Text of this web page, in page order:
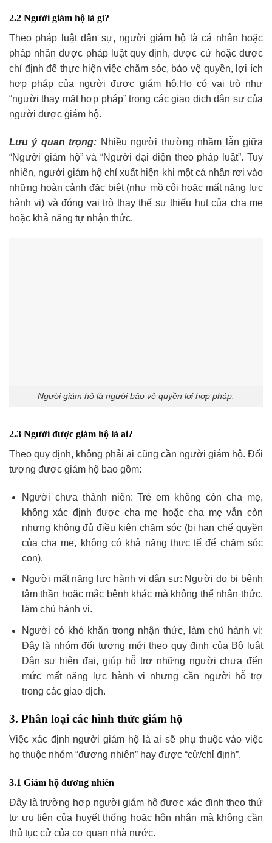
2.2 Người giám hộ là gì?
Theo pháp luật dân sự, người giám hộ là cá nhân hoặc
pháp nhân được pháp luật quy định, được cử hoặc được
chỉ định để thực hiện việc chăm sóc, bảo vệ quyền, lợi ích
hợp pháp của người được giám hộ.Họ có vai trò như
“người thay mặt hợp pháp” trong các giao dịch dân sự của
người được giám hộ.
Lưu ý quan trọng: Nhiều người thường nhầm lẫn giữa
“Người giám hộ” và “Người đại diện theo pháp luật”. Tuy
nhiên, người giám hộ chỉ xuất hiện khi một cá nhân rơi vào
những hoàn cảnh đặc biệt (như mồ côi hoặc mất năng lực
hành vi) và đóng vai trò thay thế sự thiếu hụt của cha mẹ
hoặc khả năng tự nhận thức.
Người giám hộ là người bảo vệ quyền lợi hợp pháp.
2.3 Người được giám hộ là ai?
Theo quy định, không phải ai cũng cần người giám hộ. Đối
tượng được giám hộ bao gồm:
Người chưa thành niên: Trẻ em không còn cha mẹ,
không xác định được cha mẹ hoặc cha mẹ vẫn còn
nhưng không đủ điều kiện chăm sóc (bị hạn chế quyền
của cha mẹ, không có khả năng thực tế để chăm sóc
con).
Người mất năng lực hành vi dân sự: Người do bị bệnh
tâm thần hoặc mắc bệnh khác mà không thể nhận thức,
làm chủ hành vi.
Người có khó khăn trong nhận thức, làm chủ hành vi:
Đây là nhóm đối tượng mới theo quy định của Bộ luật
Dân sự hiện đại, giúp hỗ trợ những người chưa đến
mức mất năng lực hành vi nhưng cần người hỗ trợ
trong các giao dịch.
3. Phân loại các hình thức giám hộ
Việc xác định người giám hộ là ai sẽ phụ thuộc vào việc
họ thuộc nhóm “đương nhiên” hay được “cử/chỉ định”.
3.1 Giám hộ đương nhiên
Đây là trường hợp người giám hộ được xác định theo thứ
tự ưu tiên của huyết thống hoặc hôn nhân mà không cần
thủ tục cử của cơ quan nhà nước.